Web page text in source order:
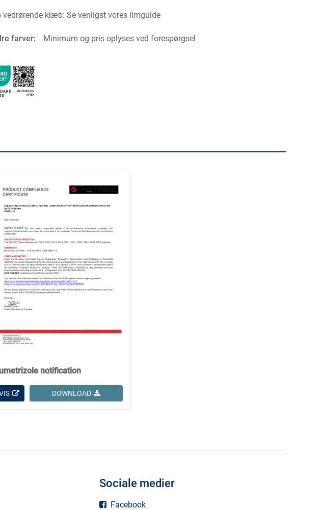
vedrørende klæb: Se venligst vores limguide
farver: Minimum og pris oplyses ved forespørgsel
notification
DOWNLOAD
Sociale medier
Facebook